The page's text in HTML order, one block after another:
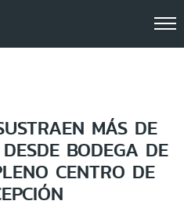
MÁS DE
BODEGA DE
CENTRO DE